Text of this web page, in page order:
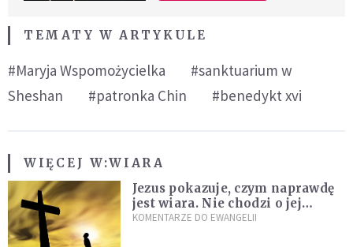
TEMATY W ARTYKULE
#Maryja Wspomożycielka
#sanktuarium w
Sheshan
#patronka Chin #benedykt xvi
WIĘCEJ W:WIARA
Jezus pokazuje, czym naprawdę
jest wiara. Nie chodzi o jej
wielkość
KOMENTARZE DO EWANGELII